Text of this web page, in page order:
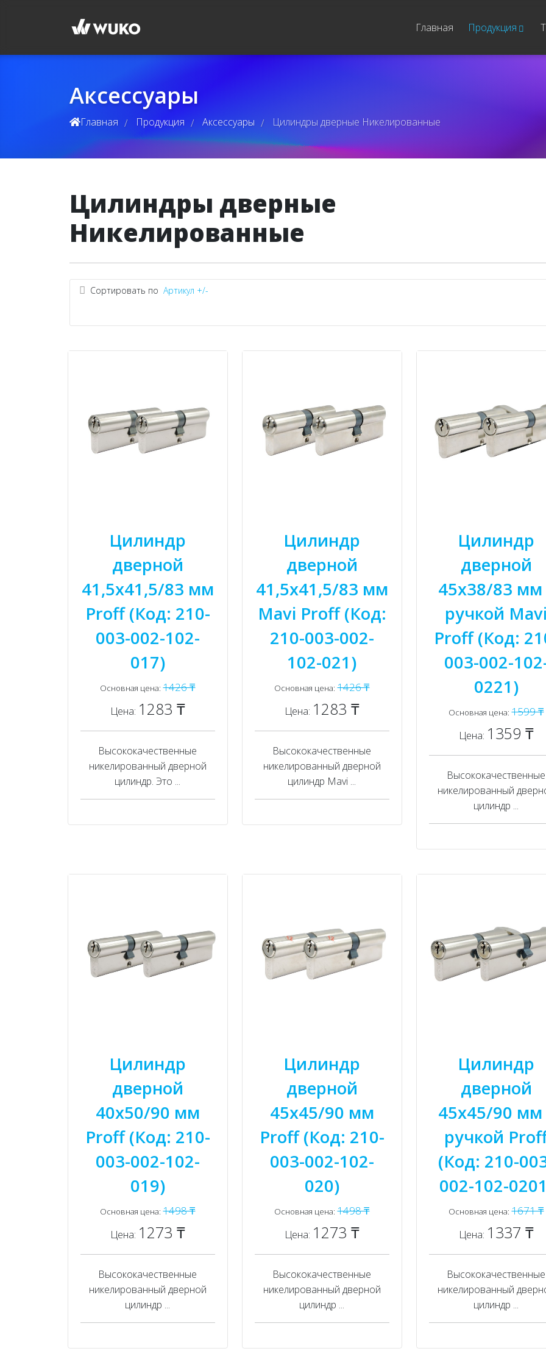
Главная Продукция
Аксессуары
Главная / Продукция / Аксессуары / Цилиндры дверные Никелированные
Цилиндры дверные
Никелированные
Сортировать по Артикул +/-
Цилиндр
дверной
41,5x41,5/83 мм
Proff (Код: 210-
003-002-102-
017)
Основная цена:1426 ₸
Цена: 1283 ₸
Высококачественные
никелированный дверной
цилиндр. Это ...
Цилиндр
дверной
41,5x41,5/83 мм
Mavi Proff (Код:
210-003-002-
102-021)
Основная цена:1426 ₸
Цена: 1283 ₸
Высококачественные
никелированный дверной
цилиндр Mavi ...
Цилиндр
дверной
45x38/83 мм
ручкой Mavi
Proff (Код:
003-002-
0221)
Основная цена:1599 ₸
Цена: 1359 ₸
Высококачественные
никелированный
цилиндр ...
Цилиндр
дверной
40x50/90 мм
Proff (Код: 210-
003-002-102-
019)
Основная цена:1498 ₸
Цена: 1273 ₸
Высококачественные
никелированный дверной
цилиндр ...
Цилиндр
дверной
45x45/90 мм
Proff (Код: 210-
003-002-102-
020)
Основная цена:1498 ₸
Цена: 1273 ₸
Высококачественные
никелированный дверной
цилиндр ...
Цилиндр
дверной
45x45/90 мм
ручкой
(Код: 210-
002-102-
Основная цена:1671 ₸
Цена: 1337 ₸
Высококачественные
никелированный
цилиндр ...